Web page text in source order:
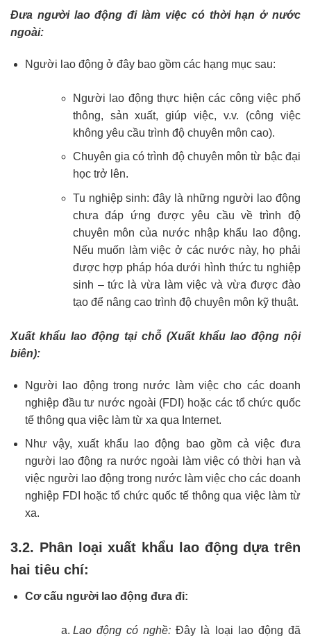
Đưa người lao động đi làm việc có thời hạn ở nước
ngoài:
Người lao động ở đây bao gồm các hạng mục sau:
Người lao động thực hiện các công việc phổ
thông, sản xuất, giúp việc, v.v. (công việc
không yêu cầu trình độ chuyên môn cao).
Chuyên gia có trình độ chuyên môn từ bậc đại
học trở lên.
Tu nghiệp sinh: đây là những người lao động
chưa đáp ứng được yêu cầu về trình độ
chuyên môn của nước nhập khẩu lao động.
Nếu muốn làm việc ở các nước này, họ phải
được hợp pháp hóa dưới hình thức tu nghiệp
sinh – tức là vừa làm việc và vừa được đào
tạo để nâng cao trình độ chuyên môn kỹ thuật.
Xuất khẩu lao động tại chỗ (Xuất khẩu lao động nội
biên):
Người lao động trong nước làm việc cho các doanh
nghiệp đầu tư nước ngoài (FDI) hoặc các tổ chức quốc
tế thông qua việc làm từ xa qua Internet.
Như vậy, xuất khẩu lao động bao gồm cả việc đưa
người lao động ra nước ngoài làm việc có thời hạn và
việc người lao động trong nước làm việc cho các doanh
nghiệp FDI hoặc tổ chức quốc tế thông qua việc làm từ
xa.
3.2. Phân loại xuất khẩu lao động dựa trên
hai tiêu chí:
Cơ cấu người lao động đưa đi:
Lao động có nghề: Đây là loại lao động đã